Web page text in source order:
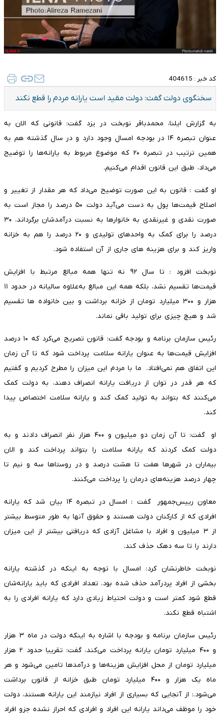
کد خبر : 404615
سخنگوی دولت گفت: دولت مقید است یارانه مردم را قطع نکند
به گزارش ایلنا، محمدباقر نوبخت در یزد گفت: قانونی که الان به
عنوان تبصره ۱۴ در بودجه امسال وجود دارد و در سال گذشته هم به
همین ترتیب در تبصره ۲۰ که موضوع مربوط به یارانه‌ها را توضیح
می‌داد، طبق این قانون اقدام می‌کنیم.
او گفت : قانون به این صورت توضیح می‌داد که هر مقدار از تغییر و
اصلاح قیمت‌ها پول به دست می‌آید دولت ۵۰ درصد را مجاز است به
صورت نقدی و غیر‌نقدی به خانوارها به نسبت درآمدشان برگرداند، ۳۰
درصد را برای کمک به واحدهای تولیدی و ۲۰ درصد را هم به خزانه
واریز کند و برای هزینه های جاری از آن استفاده شود.
نوبخت افزود : تا سال ۹۲ نه تنها همه مبالغ مرتبط با افزایش
قیمت‌ها تقسیم نشد، بلکه همه این مبالغ به‌علاوه سالیانه در حدود ۱۱
هزار و ۳۰۰ میلیارد تومان از خزانه برداشت و بین خانواده ها تقسیم
شد و هیچ چیزی برای تولید باقی نماند.
رئیس سازمان برنامه و بودجه گفت: قانون تصریح می‌کرد که ۱۰ درصد
افزایش قیمت‌ها به عنوان یارانه سلامت پرداخت شود که تا آن زمان
این اتفاق هم نمی‌افتاد. ما با مردم این میزان را مطرح کردیم و گفتیم
که هر قدر در توان از دریافت یارانه انصراف دهند، به دولت کمک
می‌کنند که بتواند به تولید کمک کند و یارانه سلامت اختصاص پیدا
کند.
او گفت: تا آن زمان دو میلیون و ۴۰۰ هزار نفر انصراف دادند و به
دولت کمک کردند که یارانه سلامت را بتواند پرداخت کند و الان
بیماران در شهرها هفت تا هشت درصد و در روستاها سه و نیم تا
چهار درصد هزینه‌های درمان را پرداخت می‌کنند.
معاون رییس‌جمهور گفت : امسال در تبصره ۱۴ بیان شد که یارانه
افرادی که از کارکنان دولت هستند و حقوق آنها به طور متوسط بیشتر
از ۳ میلیون و افراد با مشاغل آزادی که دریافتی بیشتر از این میزان
دارند را تا سه دهک حذف کند.
نوبخت خاطرنشان کرد: امسال با توجه به اینکه در گذشته یارانه
بخشی از افراد پردرآمد حذف شده بود، تعداد افرادی که باید یارانه‌شان
قطع شود کمتر است و دولت احتیاط زیادی دارد که یارانه افرادی را به
اشتباه قطع نکند.
رئیس سازمان برنامه و بودجه با اشاره به اینکه دولت در ماه ۳ هزار
و ۴۰۰ میلیارد تومان یارانه پرداخت می‌کند، گفت: تقریبا حدود ۲ هزار
میلیارد تومان از محل افزایش هزینه‌ها و درآمدها تامین می‌شود و هر
ماه یک هزار و ۴۰۰ میلیارد تومان طبق خزانه از قانون برداشت
می‌شود.: از آنجایی که بسیاری از افراد نیازمند این یارانه هستند، دولت
خود را موظف می‌داند یارانه این افراد و افرادی که احراز نشده جزو افراد